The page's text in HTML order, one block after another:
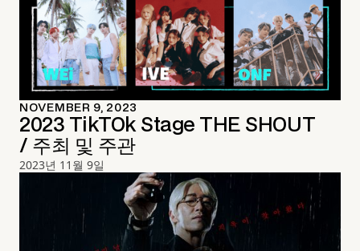
NOVEMBER 9, 2023
2023 TikTOk Stage THE SHOUT
/ 주최 및 주관
2023년 11월 9일